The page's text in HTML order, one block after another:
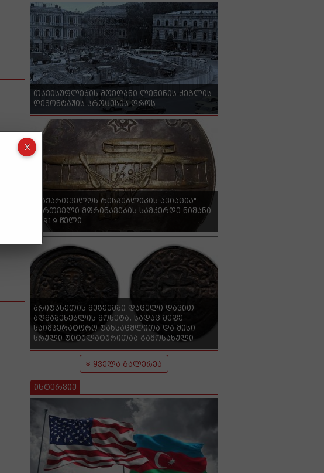
თავისუფლების მოედანი ლენინის ძეგლის
დემონტაჟის პროცესის დროს
"საქართველოს რესპუბლიკის ავიაცია"
ქართველი მფრინავების სამკერდე ნიშანი
- 1919 წელი
ბრიტანეთის მუზეუმში დაცული დავით
აღმაშენებლის მონეტა, სადაც მეფე
საიმპერატორო ტანსაცმლითა და მისი
სრული ტიტულატურითაა გამოსახული
ყველა გალერეა
ინტერვიუ